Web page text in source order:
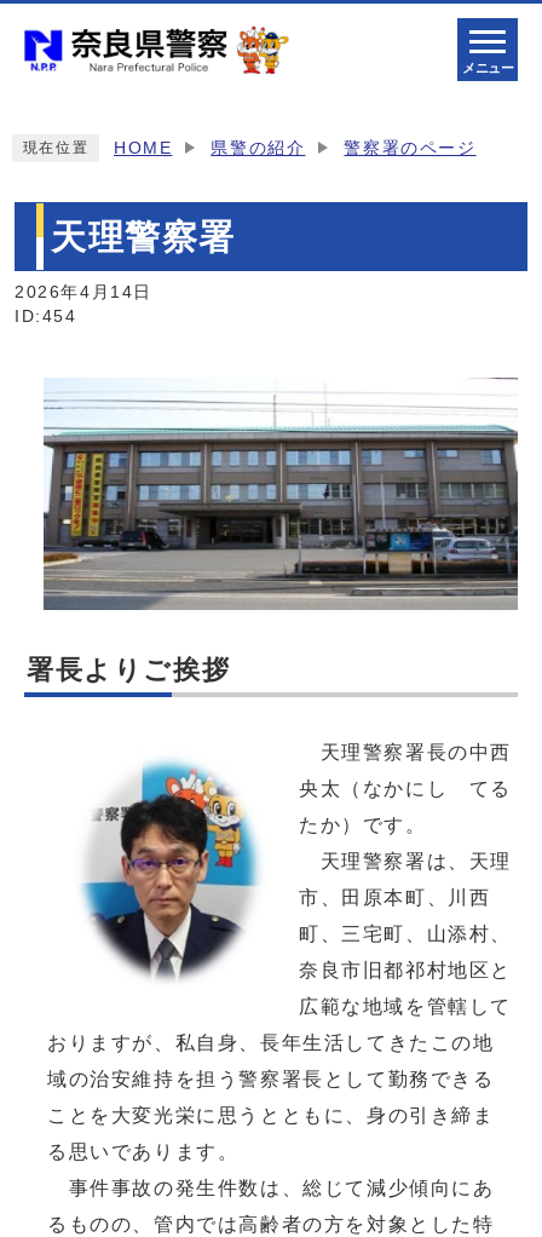
メニュー
現在位置 HOME 県警の紹介 警察署のページ
天理警察署
2026年4月14日
ID:454
署長よりご挨拶
天理警察署長の中西
央太（なかにし てる
たか）です。
天理警察署は、天理
市、田原本町、川西
町、三宅町、山添村、
奈良市旧都祁村地区と
広範な地域を管轄して
おりますが、私自身、長年生活してきたこの地
域の治安維持を担う警察署長として勤務できる
ことを大変光栄に思うとともに、身の引き締ま
る思いであります。
事件事故の発生件数は、総じて減少傾向にあ
るものの、管内では高齢者の方を対象とした特